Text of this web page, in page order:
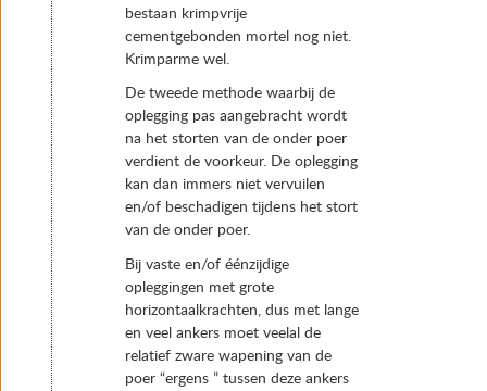
bestaan krimpvrije
cementgebonden mortel nog niet.
Krimparme wel.
De tweede methode waarbij de
oplegging pas aangebracht wordt
na het storten van de onder poer
verdient de voorkeur. De oplegging
kan dan immers niet vervuilen
en/of beschadigen tijdens het stort
van de onder poer.
Bij vaste en/of éénzijdige
opleggingen met grote
horizontaalkrachten, dus met lange
en veel ankers moet veelal de
relatief zware wapening van de
poer “ergens ” tussen deze ankers